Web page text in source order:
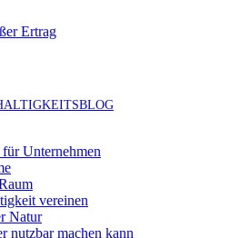
Ertrag
Unternehmen
vereinen
Natur
nutzbar machen kann